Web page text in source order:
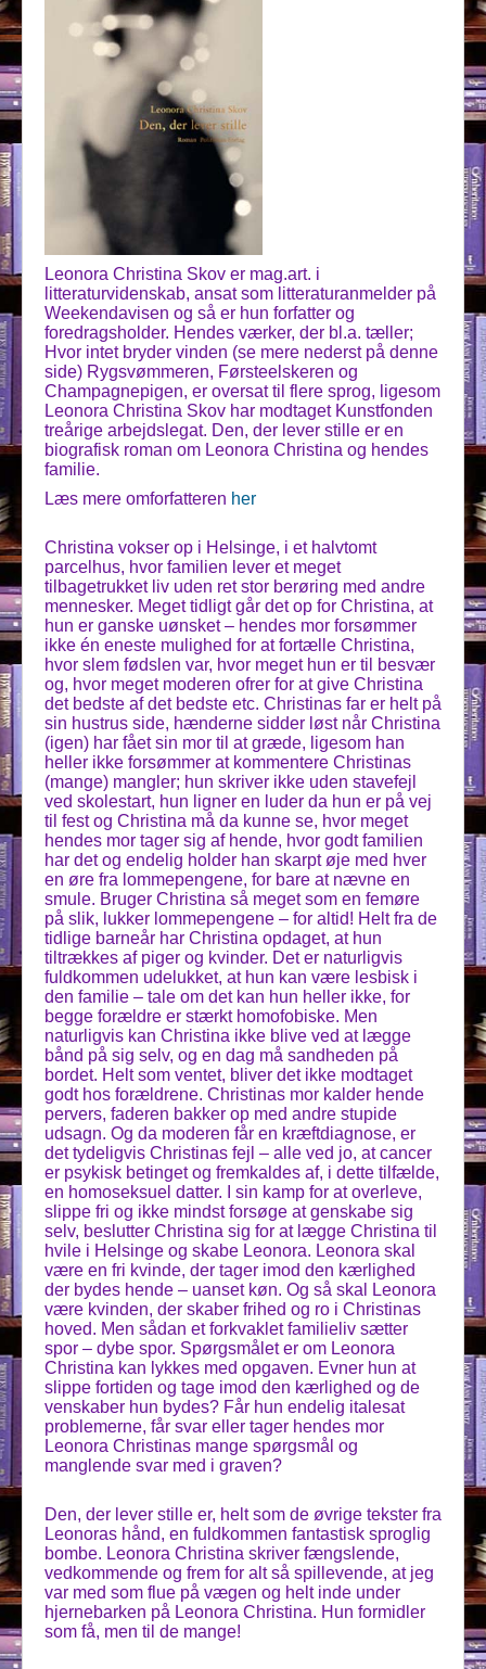
Leonora Christina Skov er mag.art. i
litteraturvidenskab, ansat som litteraturanmelder på
Weekendavisen og så er hun forfatter og
foredragsholder. Hendes værker, der bl.a. tæller;
Hvor intet bryder vinden (se mere nederst på denne
side) Rygsvømmeren, Førsteelskeren og
Champagnepigen, er oversat til flere sprog, ligesom
Leonora Christina Skov har modtaget Kunstfonden
treårige arbejdslegat. Den, der lever stille er en
biografisk roman om Leonora Christina og hendes
familie.
Læs mere omforfatteren her
Christina vokser op i Helsinge, i et halvtomt
parcelhus, hvor familien lever et meget
tilbagetrukket liv uden ret stor berøring med andre
mennesker. Meget tidligt går det op for Christina, at
hun er ganske uønsket – hendes mor forsømmer
ikke én eneste mulighed for at fortælle Christina,
hvor slem fødslen var, hvor meget hun er til besvær
og, hvor meget moderen ofrer for at give Christina
det bedste af det bedste etc. Christinas far er helt på
sin hustrus side, hænderne sidder løst når Christina
(igen) har fået sin mor til at græde, ligesom han
heller ikke forsømmer at kommentere Christinas
(mange) mangler; hun skriver ikke uden stavefejl
ved skolestart, hun ligner en luder da hun er på vej
til fest og Christina må da kunne se, hvor meget
hendes mor tager sig af hende, hvor godt familien
har det og endelig holder han skarpt øje med hver
en øre fra lommepengene, for bare at nævne en
smule. Bruger Christina så meget som en femøre
på slik, lukker lommepengene – for altid! Helt fra de
tidlige barneår har Christina opdaget, at hun
tiltrækkes af piger og kvinder. Det er naturligvis
fuldkommen udelukket, at hun kan være lesbisk i
den familie – tale om det kan hun heller ikke, for
begge forældre er stærkt homofobiske. Men
naturligvis kan Christina ikke blive ved at lægge
bånd på sig selv, og en dag må sandheden på
bordet. Helt som ventet, bliver det ikke modtaget
godt hos forældrene. Christinas mor kalder hende
pervers, faderen bakker op med andre stupide
udsagn. Og da moderen får en kræftdiagnose, er
det tydeligvis Christinas fejl – alle ved jo, at cancer
er psykisk betinget og fremkaldes af, i dette tilfælde,
en homoseksuel datter. I sin kamp for at overleve,
slippe fri og ikke mindst forsøge at genskabe sig
selv, beslutter Christina sig for at lægge Christina til
hvile i Helsinge og skabe Leonora. Leonora skal
være en fri kvinde, der tager imod den kærlighed
der bydes hende – uanset køn. Og så skal Leonora
være kvinden, der skaber frihed og ro i Christinas
hoved. Men sådan et forkvaklet familieliv sætter
spor – dybe spor. Spørgsmålet er om Leonora
Christina kan lykkes med opgaven. Evner hun at
slippe fortiden og tage imod den kærlighed og de
venskaber hun bydes? Får hun endelig italesat
problemerne, får svar eller tager hendes mor
Leonora Christinas mange spørgsmål og
manglende svar med i graven?
Den, der lever stille er, helt som de øvrige tekster fra
Leonoras hånd, en fuldkommen fantastisk sproglig
bombe. Leonora Christina skriver fængslende,
vedkommende og frem for alt så spillevende, at jeg
var med som flue på vægen og helt inde under
hjernebarken på Leonora Christina. Hun formidler
som få, men til de mange!